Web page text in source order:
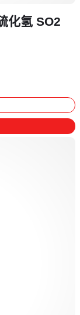
化氢 SO2